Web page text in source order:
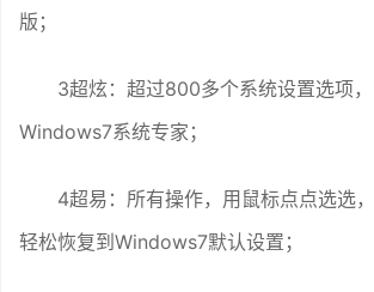
版；
3超炫：超过800多个系统设置选项
Windows7系统专家；
4超易：所有操作，用鼠标点点选选
轻松恢复到Windows7默认设置；